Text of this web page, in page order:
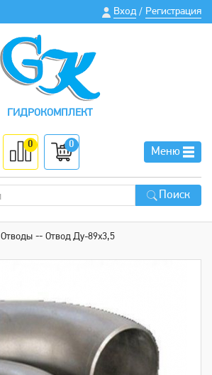
Вход / Регистрация
ГИДРОКОМПЛЕКТ
0 0
Меню
Поиск
Отводы Отвод Ду-89х3,5